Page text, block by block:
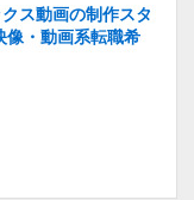
ス動画の制作スタ
像・動画系転職希